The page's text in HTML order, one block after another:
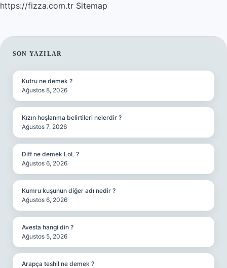
https://fizza.com.tr Sitemap
SIDEBAR
SON YAZILAR
Kutru ne demek ?
Ağustos 8, 2026
Kızın hoşlanma belirtileri nelerdir ?
Ağustos 7, 2026
Diff ne demek LoL ?
Ağustos 6, 2026
Kumru kuşunun diğer adı nedir ?
Ağustos 6, 2026
Avesta hangi din ?
Ağustos 5, 2026
Arapça teshil ne demek ?